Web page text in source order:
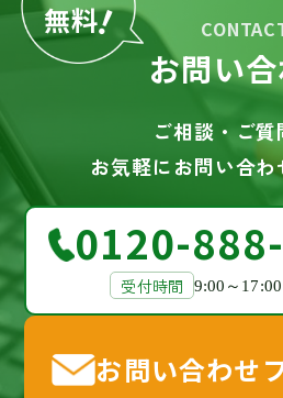
お問い
ご相談・ご質
お気軽にお問い合わ
無料！
0120-
受付時間 9:00～
お問い合わせ